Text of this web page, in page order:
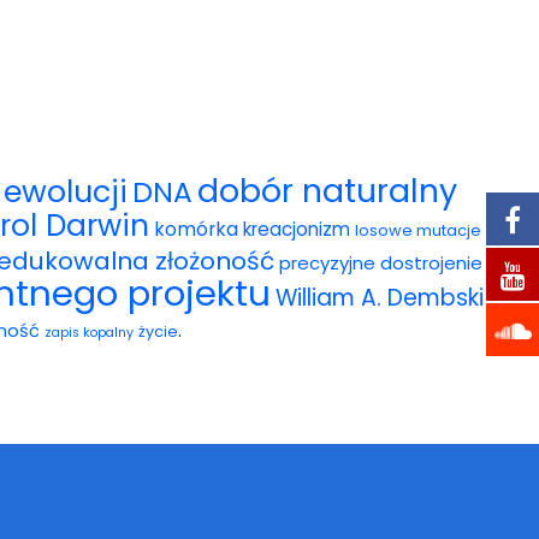
DNAdobór naturalny
Darwin komórkakreacjonizm losowe mutacje
złożonośćprecyzyjne dostrojenie
projektu William A. Dembski
zapis kopalny życie.